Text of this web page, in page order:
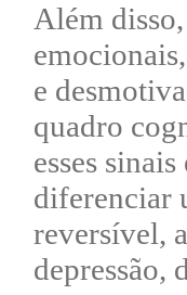
Além
e
quadro
esses
diferenciar
reversível,
depressão,